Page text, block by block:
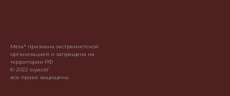
Meta* признана экстремистской
организацией и запрещена на
территории РФ
© 2022 svyazat'
все права защищены